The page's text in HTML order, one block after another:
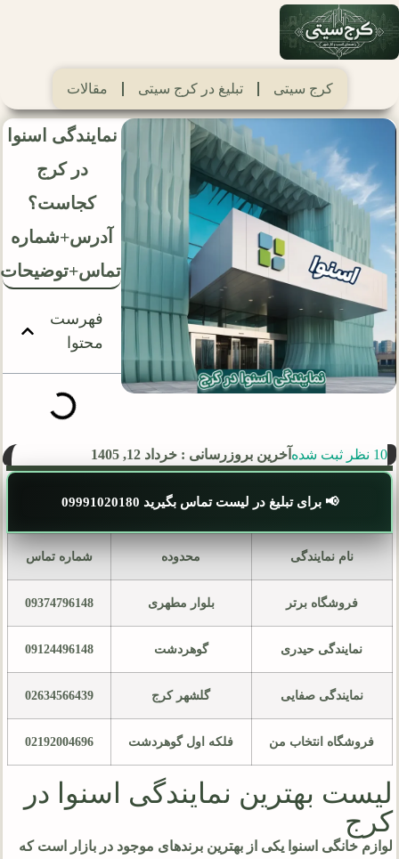
کرج سیتی تبلیغ در کرج سیتی مقالات
نمایندگی اسنوا
در کرج
کجاست؟
آدرس+شماره
تماس+توضیحات
فهرست
محتوا
10 نظر ثبت شده آخرین بروزرسانی : خرداد 12, 1405
📢 برای تبلیغ در لیست تماس بگیرید 09991020180
نام نمایندگی محدوده شماره تماس
فروشگاه برتر بلوار مطهری 09374796148
نمایندگی حیدری گوهردشت 09124496148
نمایندگی صفایی گلشهر کرج 02634566439
فروشگاه انتخاب من فلکه اول گوهردشت 02192004696
لیست بهترین نمایندگی اسنوا در
کرج
لوازم خانگی اسنوا یکی از بهترین برندهای موجود در بازار است که